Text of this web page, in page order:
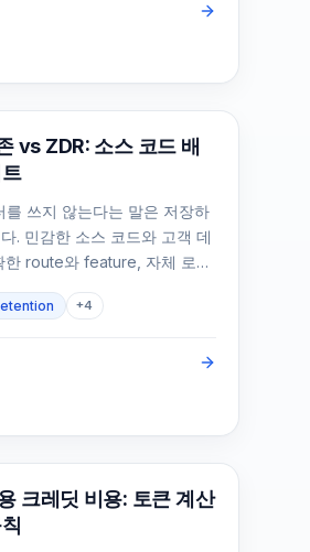
vs ZDR: 소스 코드 배
를 쓰지 않는다는 말은 저장하
. 민감한 소스 코드와 고객 데
한 route와 feature, 자체 로그
+4
크레딧 비용: 토큰 계산